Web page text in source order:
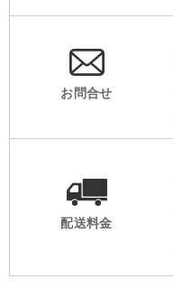
お問合せ
配送料金